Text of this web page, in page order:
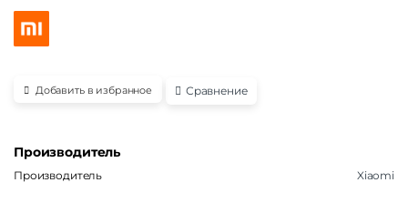
Добавить в избранное Сравнение
Производитель
Производитель Xiaomi